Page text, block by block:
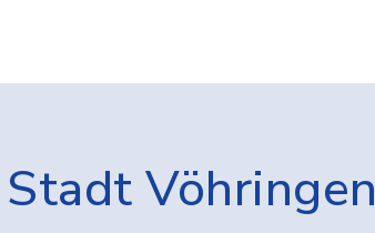
Stadt Vöhringen